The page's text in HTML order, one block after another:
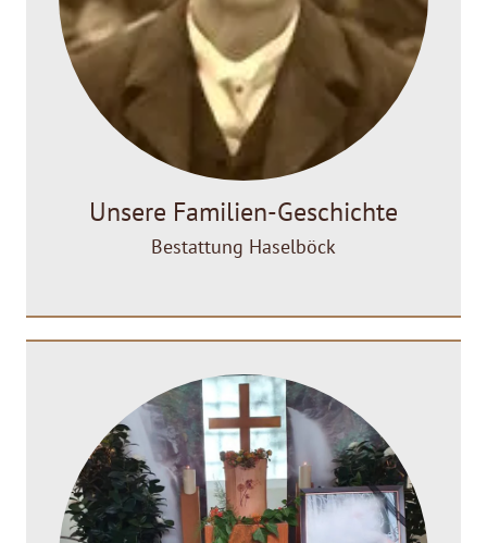
Unsere Familien-Geschichte
Bestattung Haselböck